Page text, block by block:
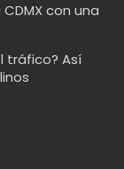
con una
tráfico? Así